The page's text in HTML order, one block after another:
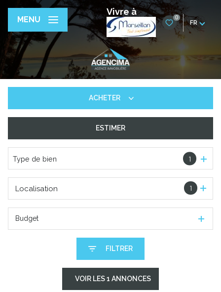
Vivre à
0
FR
MENU
ACHETER
De l'immo pro
ESTIMER
Type de bien 1
1
Localisation
Budget
FILTRER
VOIR LES1 ANNONCES